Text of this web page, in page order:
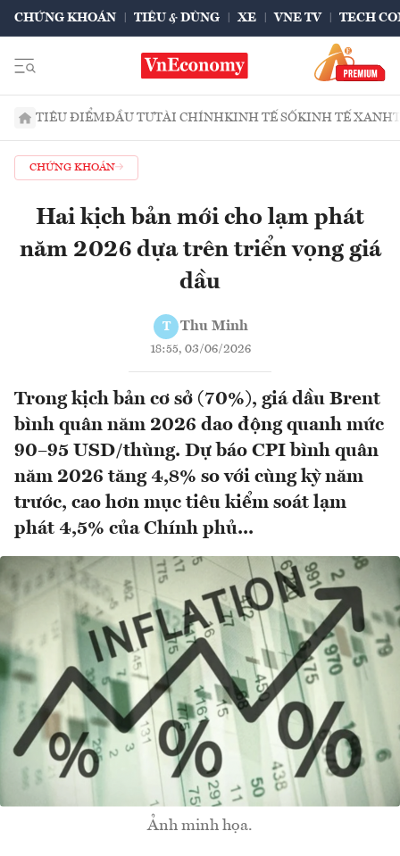
CHỨNG KHOÁN TIÊU & DÙNG XE VNE TV TECH
TIÊU ĐIỂMĐẦU TƯTÀI CHÍNHKINH TẾ SỐKINH TẾ XANH
CHỨNG KHOÁN
Hai kịch bản mới cho lạm phát
năm 2026 dựa trên triển vọng giá
dầu
T Thu Minh
18:55, 03/06/2026
Trong kịch bản cơ sở (70%), giá dầu Brent
bình quân năm 2026 dao động quanh mức
90–95 USD/thùng. Dự báo CPI bình quân
năm 2026 tăng 4,8% so với cùng kỳ năm
trước, cao hơn mục tiêu kiểm soát lạm
phát 4,5% của Chính phủ...
Ảnh minh họa.